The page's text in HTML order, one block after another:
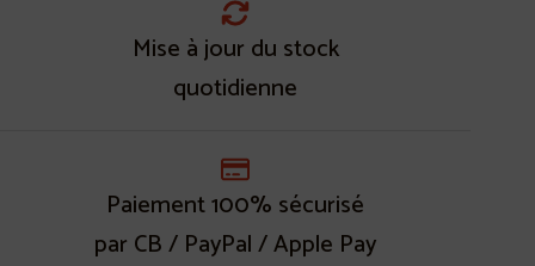
Mise à jour du stock
quotidienne
Paiement 100% sécurisé
par CB / PayPal / Apple Pay